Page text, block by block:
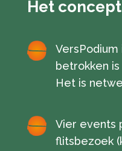
Het concept
betrokken
Het is
Vier events
flitsbezoek